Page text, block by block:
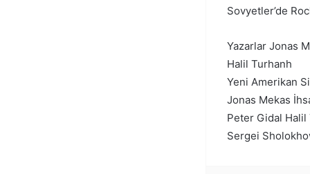
Sovyetler’de
Yazarlar Jonas
Halil Turhanh
Yeni Amerikan
Jonas Mekas
Peter Gidal Halil
Sergei